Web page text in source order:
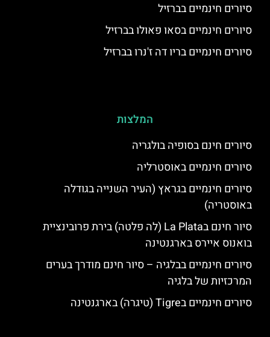
סיורים חינמיים בברזיל
סיורים חינמיים בסאו פאולו בברזיל
סיורים חינמיים בריו דה ז'נרו בברזיל
המלצות
סיורים חינם בסופיה בולגריה
סיורים חינמיים באוסטרליה
סיורים חינמיים בגראץ (העיר השנייה בגודלה
באוסטריה)
סיור חינם בLa Plata (לה פלטה) בירת פרובינציית
בואנוס איירס בארגנטינה
סיורים חינמיים בבלגיה – סיור חינם מודרך בערים
המרכזיות של בלגיה
סיורים חינמיים בTigre (טיגרה) בארגנטינה